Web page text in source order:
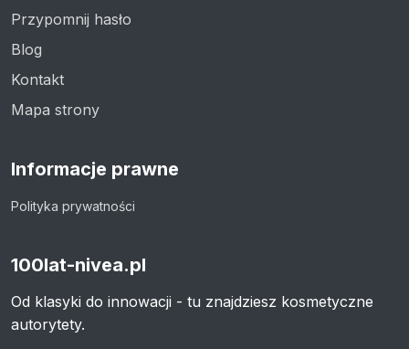
Przypomnij hasło
Blog
Kontakt
Mapa strony
Informacje prawne
Polityka prywatności
100lat-nivea.pl
Od klasyki do innowacji - tu znajdziesz kosmetyczne
autorytety.